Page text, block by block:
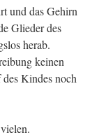
und das Gehirn
Glieder des
herab.
keinen
Kindes noch